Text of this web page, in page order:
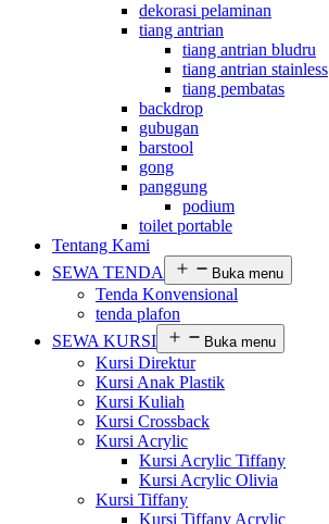
dekorasi pelaminan
tiang antrian
tiang antrian bludru
tiang antrian stainless
tiang pembatas
backdrop
gubugan
barstool
gong
panggung
podium
toilet portable
Tentang Kami
SEWA TENDA
Buka menu
Tenda Konvensional
tenda plafon
SEWA KURSI
Buka menu
Kursi Direktur
Kursi Anak Plastik
Kursi Kuliah
Kursi Crossback
Kursi Acrylic
Kursi Acrylic Tiffany
Kursi Acrylic Olivia
Kursi Tiffany
Kursi Tiffany Acrylic